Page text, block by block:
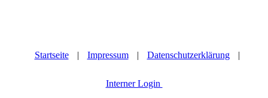
Startseite | Impressum | Datenschutzerklärung |
Interner Login